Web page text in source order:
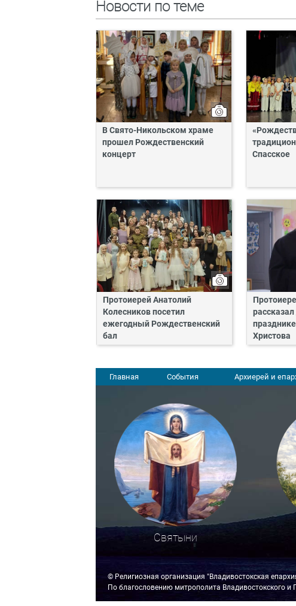
Новости по теме
В Свято-Никольском храме
прошел Рождественский
концерт
Спасское
Протоиерей Анатолий
Колесников посетил
ежегодный Рождественский
бал
Христова
Главная События Архиерей и
Святыни
© Религиозная организация "Владивостокская
По благословению митрополита Владивостокского и